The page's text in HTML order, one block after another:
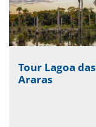
Tour Lagoa das
Araras